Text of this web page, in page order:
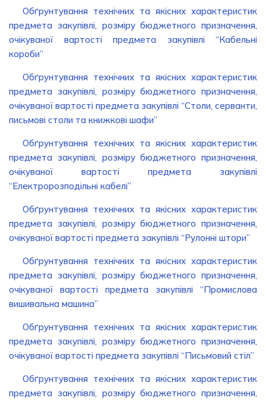
Обґрунтування технічних та якісних характеристик
предмета закупівлі, розміру бюджетного призначення,
очікуваної вартості предмета закупівлі “Кабельні
короби”
Обґрунтування технічних та якісних характеристик
предмета закупівлі, розміру бюджетного призначення,
очікуваної вартості предмета закупівлі “Столи, серванти,
письмові столи та книжкові шафи”
Обґрунтування технічних та якісних характеристик
предмета закупівлі, розміру бюджетного призначення,
очікуваної вартості предмета закупівлі
“Електророзподільні кабелі”
Обґрунтування технічних та якісних характеристик
предмета закупівлі, розміру бюджетного призначення,
очікуваної вартості предмета закупівлі “Рулонні штори”
Обґрунтування технічних та якісних характеристик
предмета закупівлі, розміру бюджетного призначення,
очікуваної вартості предмета закупівлі “Промислова
вишивальна машина”
Обґрунтування технічних та якісних характеристик
предмета закупівлі, розміру бюджетного призначення,
очікуваної вартості предмета закупівлі “Письмовий стіл”
Обґрунтування технічних та якісних характеристик
предмета закупівлі, розміру бюджетного призначення,